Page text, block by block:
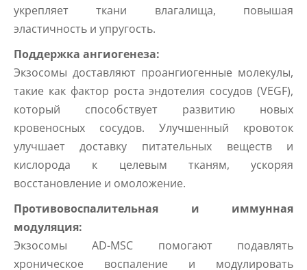
укрепляет ткани влагалища, повышая
эластичность и упругость.
Поддержка ангиогенеза:
Экзосомы доставляют проангиогенные молекулы,
такие как фактор роста эндотелия сосудов (VEGF),
который способствует развитию новых
кровеносных сосудов. Улучшенный кровоток
улучшает доставку питательных веществ и
кислорода к целевым тканям, ускоряя
восстановление и омоложение.
Противовоспалительная и иммунная
модуляция:
Экзосомы AD-MSC помогают подавлять
хроническое воспаление и модулировать